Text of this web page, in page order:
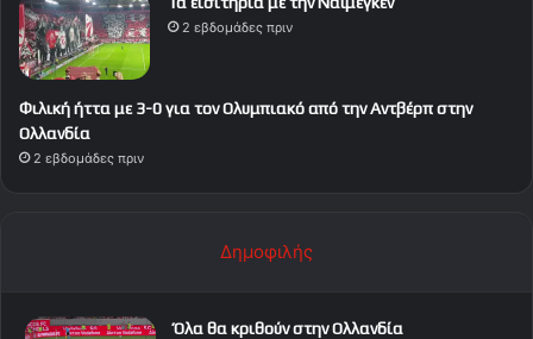
2 εβδομάδες πριν
Φιλική ήττα με 3-0 για τον Ολυμπιακό από την Αντβέρπ στην
Ολλανδία
2 εβδομάδες πριν
Δημοφιλής
Όλα θα κριθούν στην Ολλανδία